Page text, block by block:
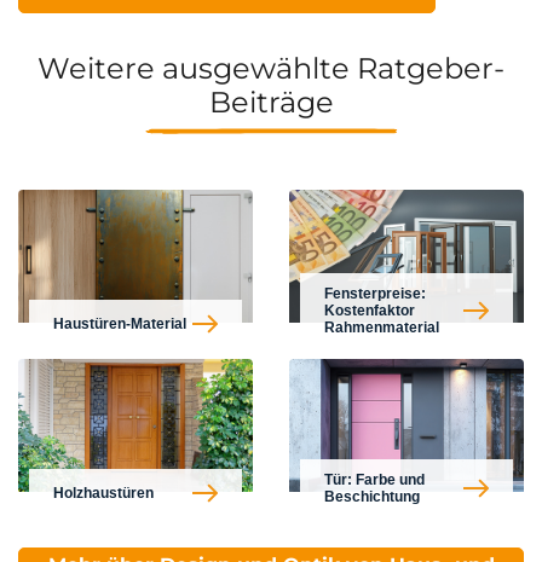
Weitere ausgewählte Ratgeber-
Beiträge
Haustüren-Material
Fensterpreise:
Kostenfaktor
Rahmenmaterial
Holzhaustüren
Tür: Farbe und
Beschichtung